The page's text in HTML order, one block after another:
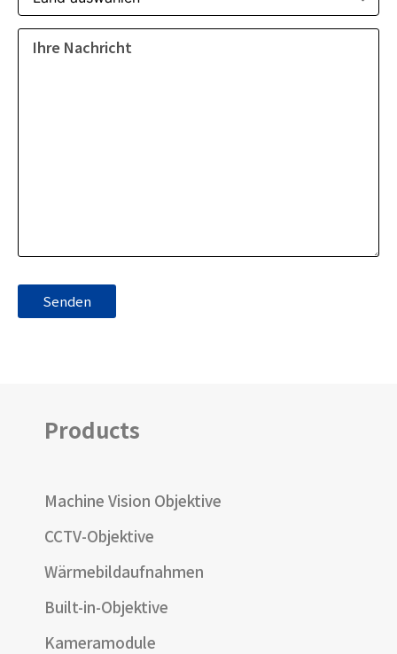
Products
Machine Vision Objektive
CCTV-Objektive
Wärmebildaufnahmen
Built-in-Objektive
Kameramodule